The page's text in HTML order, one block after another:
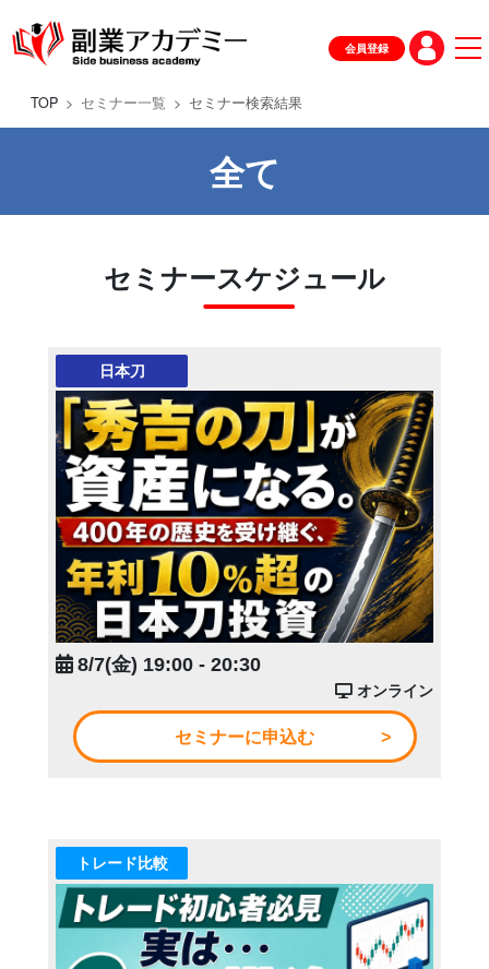
会員登録
TOP セミナー一覧 セミナー検索結果
全て
セミナースケジュール
日本刀
8/7(金) 19:00 - 20:30
オンライン
セミナーに申込む
トレード比較